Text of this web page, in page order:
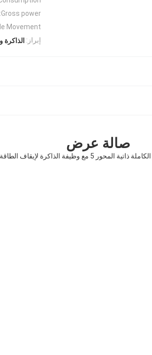
Gross power:
Movement:
إبراز:
صالة عرض
5 مع وظيفة الذاكرة لإيقاف الطاقة